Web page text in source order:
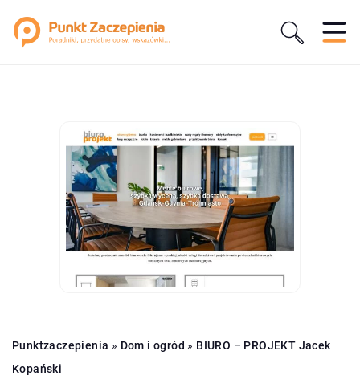
Punktzaczepienia » Dom i ogród » BIURO – PROJEKT Jacek
Kopański